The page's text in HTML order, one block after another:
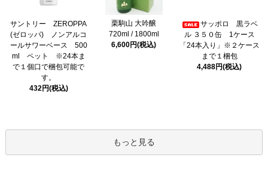
サントリー ZEROPPA
(ゼロッパ) ノンアルコ
ールサワーベース 500
ml ペット ※24本ま
で１個口で梱包可能で
す。
432円(税込)
栗駒山 大吟醸
720ml / 1800ml
6,600円(税込)
サッポロ 黒ラベ
ル ３５０缶 1ケース
「24本入り」※２ケース
まで１梱包
4,488円(税込)
もっと見る